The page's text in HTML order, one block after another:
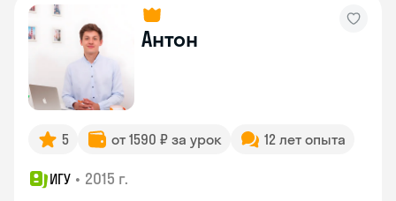
Антон
5 от 1590 ₽ за урок 12 лет опыта
ИГУ • 2015 г.